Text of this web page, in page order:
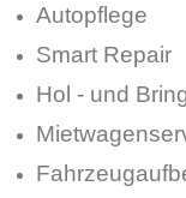
Autopflege
Smart Repair
Hol - und